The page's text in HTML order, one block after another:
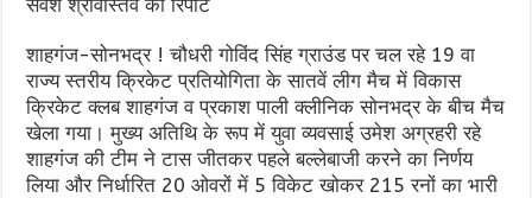
सर्वेश श्रीवास्तव की रिपोर्ट
शाहगंज-सोनभद्र ! चौधरी गोविंद सिंह ग्राउंड पर चल रहे 19 वा
राज्य स्तरीय क्रिकेट प्रतियोगिता के सातवें लीग मैच में विकास
क्रिकेट क्लब शाहगंज व प्रकाश पाली क्लीनिक सोनभद्र के बीच मैच
खेला गया। मुख्य अतिथि के रूप में युवा व्यवसाई उमेश अग्रहरी रहे
शाहगंज की टीम ने टास जीतकर पहले बल्लेबाजी करने का निर्णय
लिया और निर्धारित 20 ओवरों में 5 विकेट खोकर 215 रनों का भारी